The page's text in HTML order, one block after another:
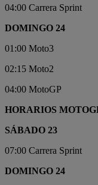
04:00 Carrera Sprint
DOMINGO 24
01:00 Moto3
02:15 Moto2
04:00 MotoGP
HORARIOS
SÁBADO 23
07:00 Carrera Sprint
DOMINGO 24